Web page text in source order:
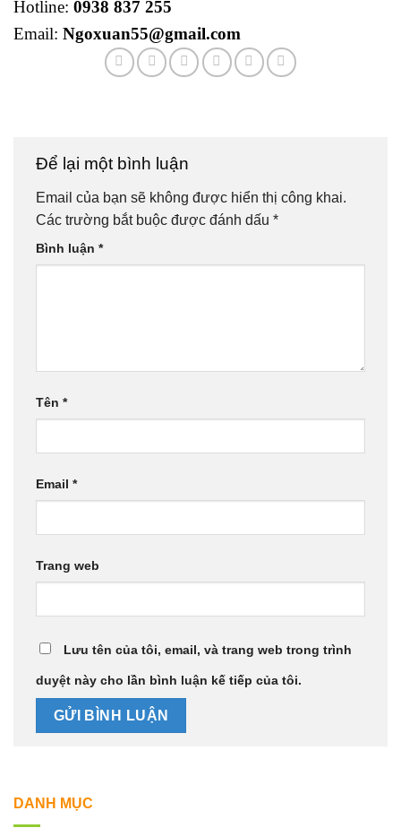
Hotline: 0938 837 255
Email: Ngoxuan55@gmail.com
Để lại một bình luận
Email của bạn sẽ không được hiển thị công khai.
Các trường bắt buộc được đánh dấu *
Bình luận *
Tên *
Email *
Trang web
Lưu tên của tôi, email, và trang web trong trình
duyệt này cho lần bình luận kế tiếp của tôi.
DANH MỤC